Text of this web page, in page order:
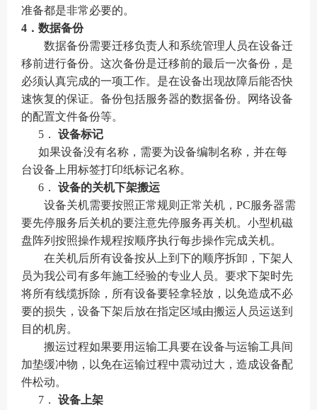
准备都是非常必要的。
4 ． 数据备份
数据备份需要迁移负责人和系统管理人员在设备迁
移前进行备份。这次备份是迁移前的最后一次备份，是
必须认真完成的一项工作。是在设备出现故障后能否快
速恢复的保证。备份包括服务器的数据备份。网络设备
的配置文件备份等。
5． 设备标记
如果设备没有名称，需要为设备编制名称，并在每
台设备上用标签打印纸标记名称。
6． 设备的关机下架搬运
设备关机需要按照正常规则正常关机， PC服务器需
要先停服务后关机的要注意先停服务再关机。小型机磁
盘阵列按照操作规程按顺序执行每步操作完成关机。
在关机后所有设备按从上到下的顺序拆卸，下架人
员为我公司有多年施工经验的专业人员。要求下架时先
将所有线缆拆除，所有设备要轻拿轻放，以免造成不必
要的损失，设备下架后放在指定区域由搬运人员运送到
目的机房。
搬运过程如果要用运输工具要在设备与运输工具间
加垫缓冲物，以免在运输过程中震动过大，造成设备配
件松动。
7． 设备上架